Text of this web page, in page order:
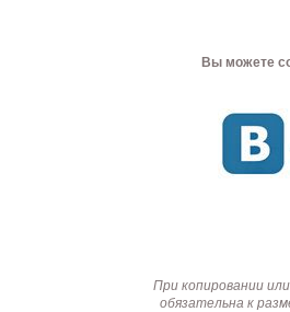
Вы можете
При копировании
обязательна к